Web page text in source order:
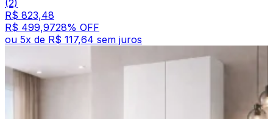
(2)
R$ 823,48
R$ 499,9728% OFF
ou 5x de R$ 117,64 sem juros